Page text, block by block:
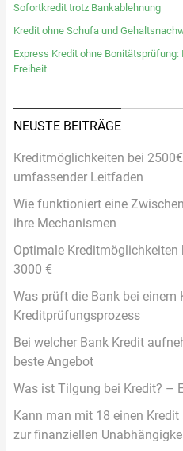
Sofortkredit trotz Bankablehnung
Kredit ohne Schufa und
Express Kredit ohne
Freiheit
NEUSTE BEITRÄGE
Kreditmöglichkeiten bei
umfassender Leitfaden
Wie funktioniert eine
ihre Mechanismen
Optimale
3000 €
Was prüft die Bank bei einem
Kreditprüfungsprozess
Bei welcher Bank Kredit
beste Angebot
Was ist Tilgung bei Kredit? –
Kann man mit 18 einen
zur finanziellen